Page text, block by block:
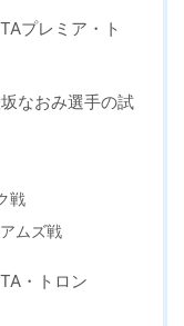
プレミア・ト
なおみ選手の試
戦
ムズ戦
・トロン